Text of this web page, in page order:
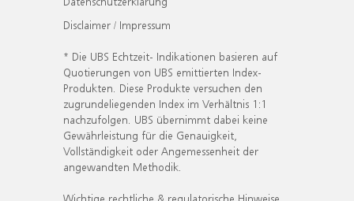
Disclaimer / Impressum
* Die UBS Echtzeit- Indikationen basieren auf
Quotierungen von UBS emittierten Index-
Produkten. Diese Produkte versuchen den
zugrundeliegenden Index im Verhältnis 1:1
nachzufolgen. UBS übernimmt dabei keine
Gewährleistung für die Genauigkeit,
Vollständigkeit oder Angemessenheit der
angewandten Methodik.